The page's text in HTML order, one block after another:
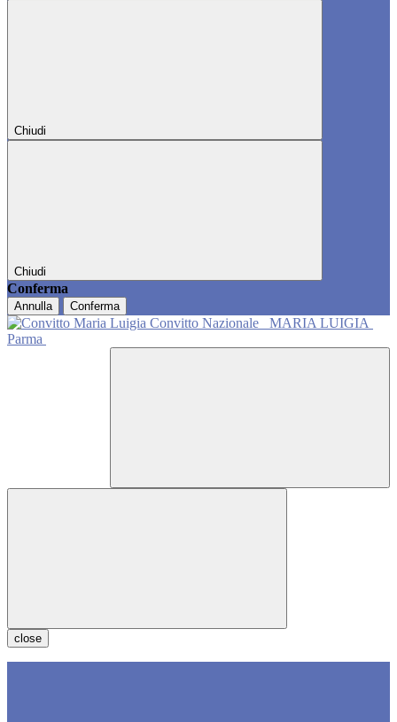
Chiudi
Chiudi
Conferma
Annulla Conferma
Convitto Nazionale
MARIA LUIGIA
Parma
close